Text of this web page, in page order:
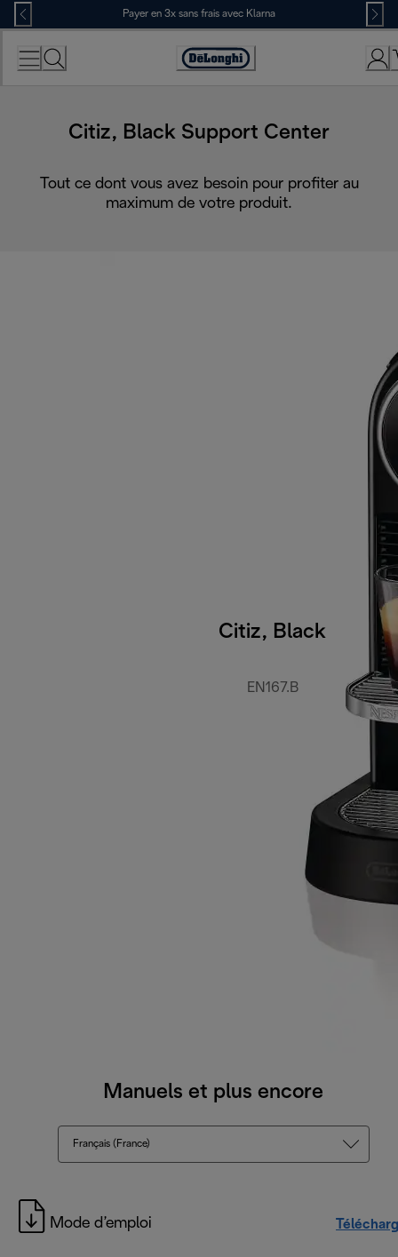
Skip
to
Content
Payer en 3x sans frais avec Klarna
Déclaration
Citiz, Black Support Center
Tout ce dont vous avez besoin pour profiter au
maximum de votre produit.
Citiz, Black
EN167.B
Manuels et plus encore
Français (France)
Mode d’emploi